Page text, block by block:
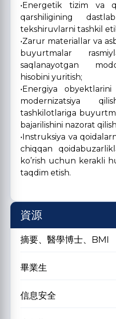
•Energetik tizim va
qarshiligining
tekshiruvlarni tashkil
•Zarur materiallar va
buyurtmalar
saqlanayotgan
hisobini yuritish;
•Energiya
modernizatsiya
tashkilotlariga
bajarilishini nazorat
•Instruksiya va
chiqqan
ko’rish uchun kerakli
taqdim etish.
資源
摘要、醫學博士、BMI
畢業生
信息安全